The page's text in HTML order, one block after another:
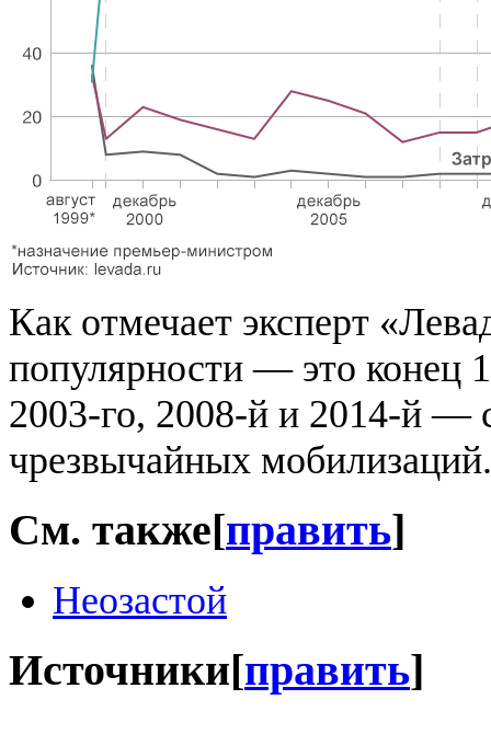
Как отмечает эксперт
популярности — это конец
2003-го, 2008-й и 2014-й —
чрезвычайных мобилизаций.
См. также[править]
Неозастой
Источники[править]